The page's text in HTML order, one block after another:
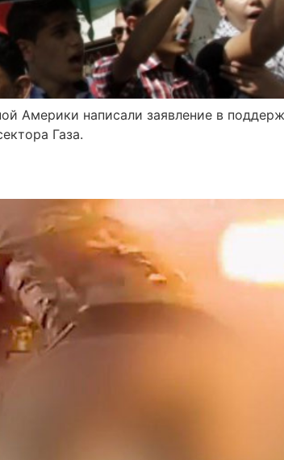
Америки написали заявление в
Газа.